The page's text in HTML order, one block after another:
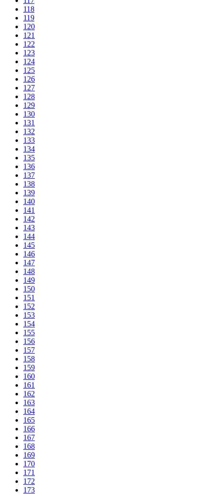
118
119
120
121
122
123
124
125
126
127
128
129
130
131
132
133
134
135
136
137
138
139
140
141
142
143
144
145
146
147
148
149
150
151
152
153
154
155
156
157
158
159
160
161
162
163
164
165
166
167
168
169
170
171
172
173